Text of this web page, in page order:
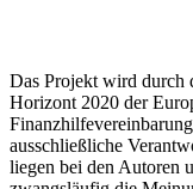
Das Projekt wird durch
Horizont 2020 der
ausschließliche
liegen bei den Autoren